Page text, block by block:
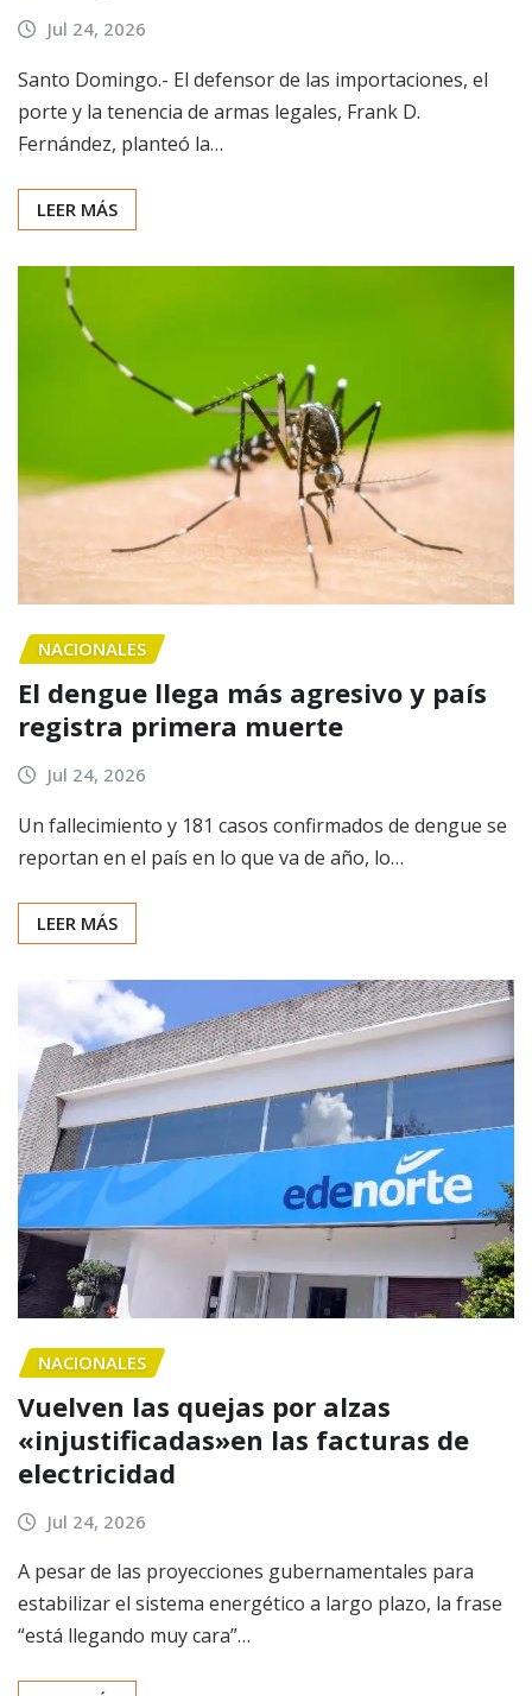
Jul 24, 2026
Santo Domingo.- El defensor de las importaciones, el
porte y la tenencia de armas legales, Frank D.
Fernández, planteó la…
LEER MÁS
NACIONALES
El dengue llega más agresivo y país
registra primera muerte
Jul 24, 2026
Un fallecimiento y 181 casos confirmados de dengue se
reportan en el país en lo que va de año, lo…
LEER MÁS
NACIONALES
Vuelven las quejas por alzas
«injustificadas»en las facturas de
electricidad
Jul 24, 2026
A pesar de las proyecciones gubernamentales para
estabilizar el sistema energético a largo plazo, la frase
“está llegando muy cara”…